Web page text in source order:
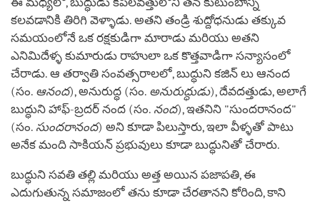
కలవడానికి తిరిగి వెళ్ళాడు. అతని తండ్రి శుద్దోధనుడు తక్కువ
సమయంలోనే ఒక రక్షకుడిగా మారాడు మరియు అతని
ఎనిమిదేళ్ళ కుమారుడు రాహులా ఒక కొత్తవాడిగా సన్యాసంలో
చేరాడు. ఆ తర్వాతి సంవత్సరాలలో, బుద్ధుని కజిన్ లు ఆనంద
(సం. ఆనంద), అనురుద్ధ (సం. అనురుద్ధుడు), దేవదత్తుడు, అలాగే
బుద్ధుని హాఫ్-బ్రదర్ నంద (సం. నంద), ఇతనిని "సుందరానంద"
(సం. సుందరానంద) అని కూడా పిలుస్తారు, ఇలా వీళ్ళతో పాటు
అనేక మంది సాకియన్ ప్రభువులు కూడా బుద్ధునితో చేరారు.
బుద్ధుని సవతి తల్లి మరియు అత్త అయిన పజాపతి, ఈ
ఎదుగుతున్న సమాజంలో తను కూడా చేరతానని కోరింది, కాని